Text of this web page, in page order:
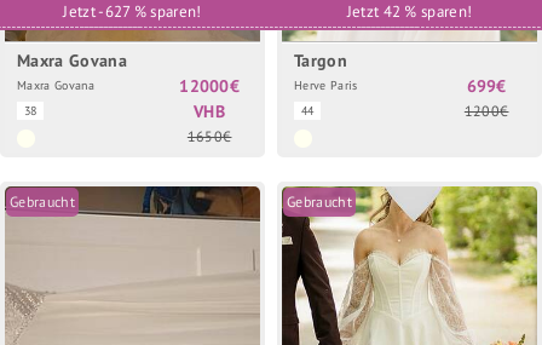
Jetzt -627 % sparen!
Maxra Govana
Maxra Govana
38
12000€
VHB
1650€
Jetzt 42 % sparen!
Targon
Herve Paris
44
699€
1200€
Gebraucht Gebraucht